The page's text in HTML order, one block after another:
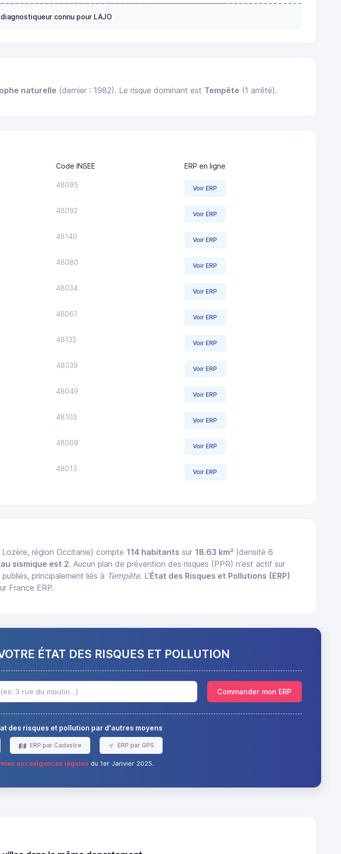
connu pour LAJO
naturelle (dernier : 1982). Le risque dominant est Tempête (1 arrêté).
Code INSEE ERP en ligne
48095 Voir ERP
48092 Voir ERP
48140 Voir ERP
48080 Voir ERP
48034 Voir ERP
48061 Voir ERP
48132 Voir ERP
48039 Voir ERP
48049 Voir ERP
48103 Voir ERP
48009 Voir ERP
48013 Voir ERP
région Occitanie) compte 114 habitants sur 18.63 km² (densité 6
sismique est 2. Aucun plan de prévention des risques (PPR) n'est actif sur
principalement liés à Tempête. L'État des Risques et Pollutions (ERP)
France ERP.
ÉTAT DES RISQUES ET POLLUTION
Commander mon ERP
des risques et pollution par d'autres moyens
ERP par Cadastre ERP par GPS
aux exigences légales du 1er Janvier 2025.